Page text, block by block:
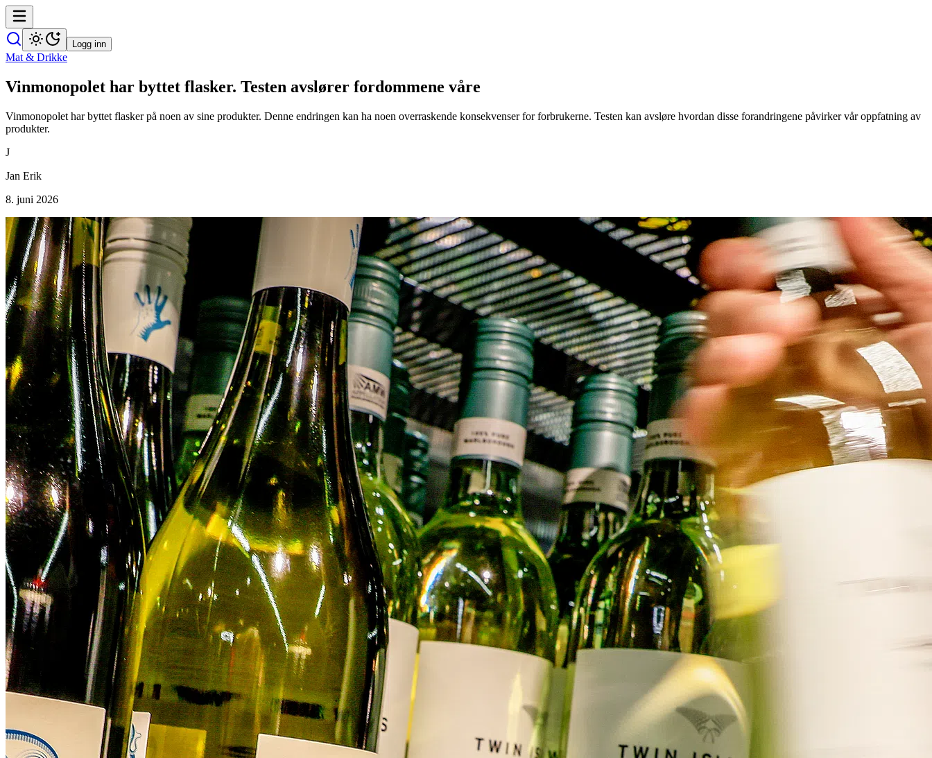
Logg inn
Mat & Drikke
Vinmonopolet har byttet flasker. Testen avslører fordommene våre
Vinmonopolet har byttet flasker på noen av sine produkter. Denne endringen kan ha noen overraskende konsekvenser for forbrukerne. Testen kan avsløre hvordan disse forandringene påvirker vår oppfatning av
produkter.
J
Jan Erik
8. juni 2026